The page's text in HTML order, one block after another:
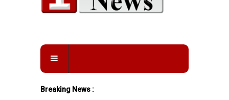
Breaking News :